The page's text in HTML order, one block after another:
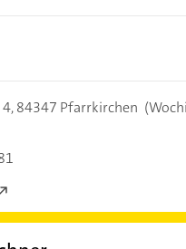
84347 Pfarrkirchen